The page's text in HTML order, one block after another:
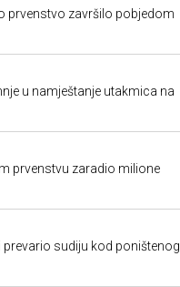
prvenstvo završilo pobjedom
u namještanje utakmica na
prvenstvu zaradio milione
prevario sudiju kod poništenog